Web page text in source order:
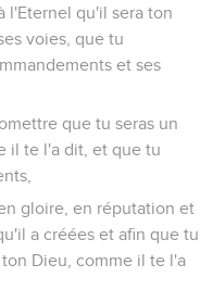
l'Eternel qu'il sera ton
voies, que tu
et ses
que tu seras un
il te l'a dit, et que tu
gloire, en réputation et
a créées et afin que tu
Dieu, comme il te l'a